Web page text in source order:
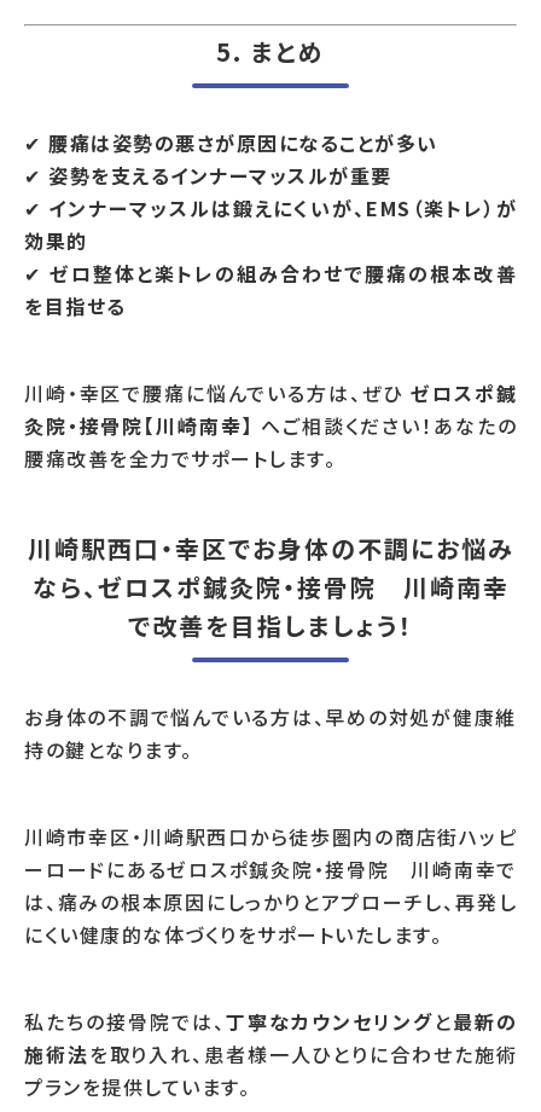
5. まとめ
✔ 腰痛は姿勢の悪さが原因になることが多い
✔ 姿勢を支えるインナーマッスルが重要
✔ インナーマッスルは鍛えにくいが、EMS（楽トレ）が
効果的
✔ ゼロ整体と楽トレの組み合わせで腰痛の根本改善
を目指せる
川崎・幸区で腰痛に悩んでいる方は、ぜひゼロスポ鍼
灸院・接骨院【川崎南幸】 へご相談ください！あなたの
腰痛改善を全力でサポートします。
川崎駅西口・幸区でお身体の不調にお悩み
なら、ゼロスポ鍼灸院・接骨院 川崎南幸
で改善を目指しましょう！
お身体の不調で悩んでいる方は、早めの対処が健康維
持の鍵となります。
川崎市幸区・川崎駅西口から徒歩圏内の商店街ハッピ
ーロードにあるゼロスポ鍼灸院・接骨院 川崎南幸で
は、痛みの根本原因にしっかりとアプローチし、再発し
にくい健康的な体づくりをサポートいたします。
私たちの接骨院では、丁寧なカウンセリングと最新の
施術法を取り入れ、患者様一人ひとりに合わせた施術
プランを提供しています。